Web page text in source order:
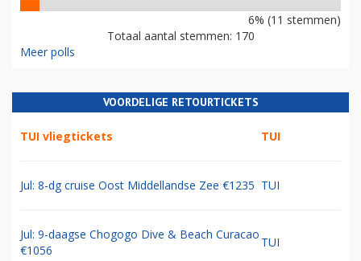
6% (11 stemmen)
Totaal aantal stemmen: 170
Meer polls
VOORDELIGE RETOURTICKETS
TUI vliegtickets TUI
Jul: 8-dg cruise Oost Middellandse Zee €1235 TUI
Jul: 9-daagse Chogogo Dive & Beach Curacao
€1056
TUI